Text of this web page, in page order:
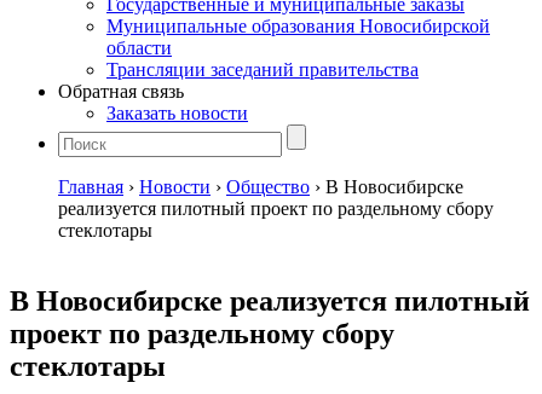
Государственные и муниципальные заказы
Муниципальные образования Новосибирской
области
Трансляции заседаний правительства
Обратная связь
Заказать новости
Главная › Новости › Общество › В Новосибирске
реализуется пилотный проект по раздельному сбору
стеклотары
В Новосибирске реализуется пилотный
проект по раздельному сбору
стеклотары